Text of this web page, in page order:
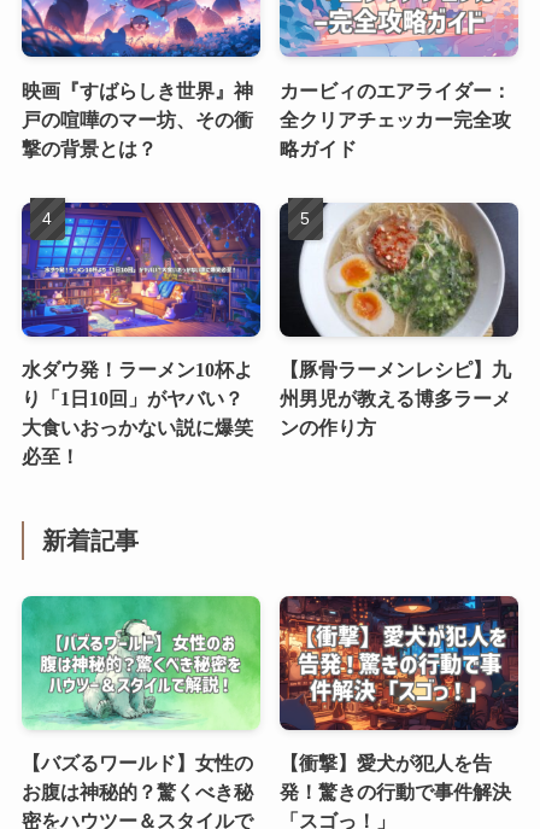
映画『すばらしき世界』神
戸の喧嘩のマー坊、その衝
撃の背景とは？
カービィのエアライダー：
全クリアチェッカー完全攻
略ガイド
水ダウ発！ラーメン10杯よ
り「1日10回」がヤバい？
大食いおっかない説に爆笑
必至！
【豚骨ラーメンレシピ】九
州男児が教える博多ラーメ
ンの作り方
新着記事
【バズるワールド】女性の
お腹は神秘的？驚くべき秘
密をハウツー＆スタイルで
【衝撃】愛犬が犯人を告
発！驚きの行動で事件解決
「スゴっ！」